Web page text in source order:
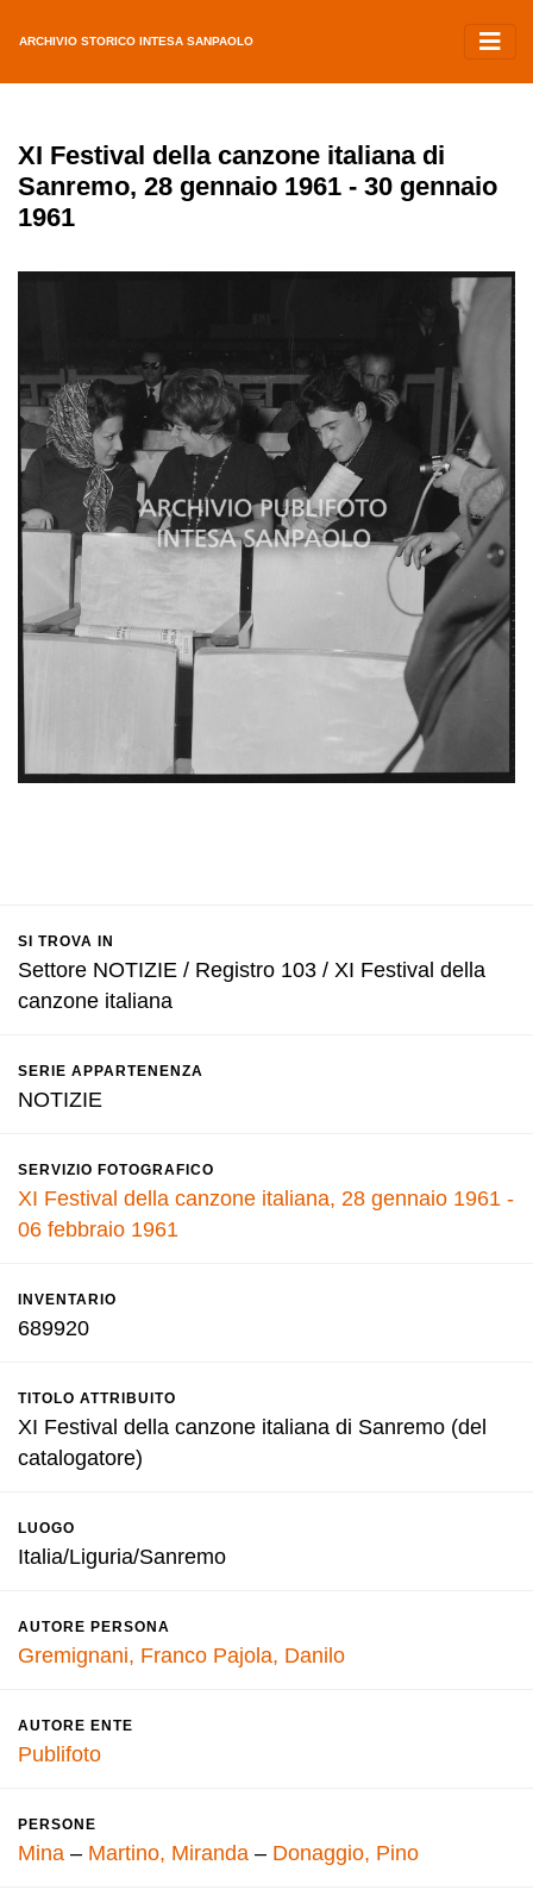
ARCHIVIO STORICO INTESA SANPAOLO
XI Festival della canzone italiana di
Sanremo, 28 gennaio 1961 - 30 gennaio
1961
SI TROVA IN
Settore NOTIZIE / Registro 103 / XI Festival della
canzone italiana
SERIE APPARTENENZA
NOTIZIE
SERVIZIO FOTOGRAFICO
XI Festival della canzone italiana, 28 gennaio 1961 -
06 febbraio 1961
INVENTARIO
689920
TITOLO ATTRIBUITO
XI Festival della canzone italiana di Sanremo (del
catalogatore)
LUOGO
Italia/Liguria/Sanremo
AUTORE PERSONA
Gremignani, Franco Pajola, Danilo
AUTORE ENTE
Publifoto
PERSONE
Mina – Martino, Miranda – Donaggio, Pino